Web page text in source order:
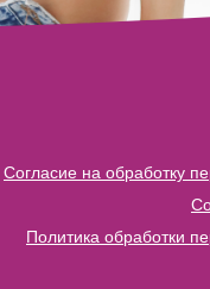
Политика обработки
Согласие на обработку